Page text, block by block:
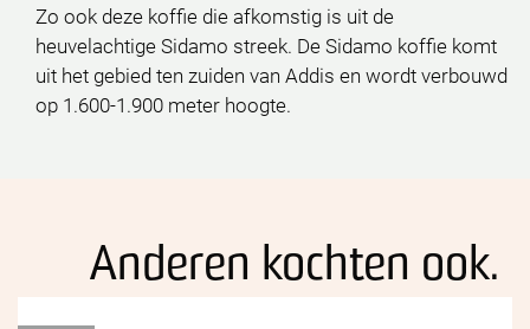
Zo ook deze koffie die afkomstig is uit de
heuvelachtige Sidamo streek. De Sidamo koffie komt
uit het gebied ten zuiden van Addis en wordt verbouwd
op 1.600-1.900 meter hoogte.
Anderen kochten ook.